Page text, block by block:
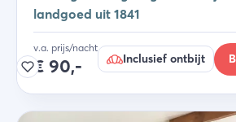
landgoed uit 1841
v.a. prijs/nacht
€ 90,- Inclusief ontbijt